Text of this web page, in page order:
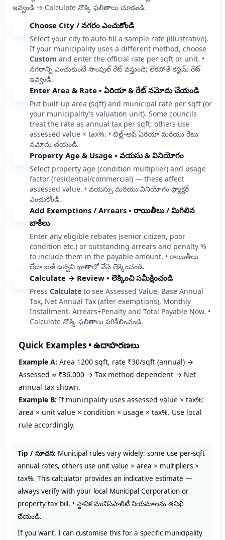
ఇవ్వండి → Calculate నొక్కి ఫలితాలు చూడండి.
Choose City / నగరం ఎంచుకోండి
Select your city to auto-fill a sample rate (illustrative).
If your municipality uses a different method, choose
Custom and enter the official rate per sqft or unit. •
నగరాన్ని ఎంచుకుంటే సాంపుల్ రేట్ వస్తుంది; లేకపోతే కస్టమ్ రేట్
ఇవ్వండి.
Enter Area & Rate • ఏరియా & రేట్ నమోదు చేయండి
Put built-up area (sqft) and municipal rate per sqft (or
your municipality's valuation unit). Some councils
treat the rate as annual tax per sqft; others use
assessed value × tax%. • బిల్ట్-అప్ ఏరియా మరియు రేటు
నమోదు చేయండి.
Property Age & Usage • వయసు & వినియోగం
Select property age (condition multiplier) and usage
factor (residential/commercial) — these affect
assessed value. • వయస్సు మరియు వినియోగం ఫ్యాక్టర్
ఎంచుకోండి.
Add Exemptions / Arrears • రాయితీలు / మిగిలిన
బాకీలు
Enter any eligible rebates (senior citizen, poor
condition etc.) or outstanding arrears and penalty %
to include them in the payable amount. • రాయితీలు
లేదా బాకీ ఉన్నవి ఖాతాలో వేసి లెక్కించండి.
Calculate → Review • లెక్కించి సమీక్షించండి
Press Calculate to see Assessed Value, Base Annual
Tax, Net Annual Tax (after exemptions), Monthly
Installment, Arrears+Penalty and Total Payable Now. •
Calculate నొక్కి ఫలితాలు పరిశీలించండి.
Quick Examples • ఉదాహరణలు
Example A: Area 1200 sqft, rate ₹30/sqft (annual) →
Assessed ≈ ₹36,000 → Tax method dependent → Net
annual tax shown.
Example B: If municipality uses assessed value × tax%:
area × unit value × condition × usage × tax%. Use local
rule accordingly.
Tip / సూచన: Municipal rules vary widely: some use per-sqft
annual rates, others use unit value × area × multipliers ×
tax%. This calculator provides an indicative estimate —
always verify with your local Municipal Corporation or
property tax bill. • స్థానిక మునిసిపాలిటీ నియమాలను తనిఖీ
చేయండి.
If you want, I can customise this for a specific municipality